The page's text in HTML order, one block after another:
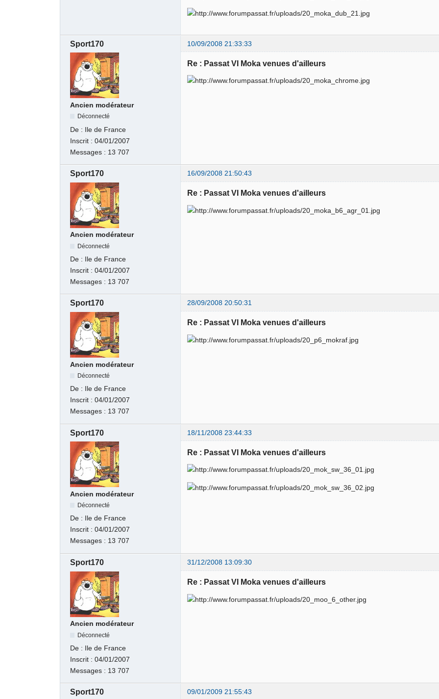
Sport170 10/09/2008 21:33:33
Ancien modérateur
Déconnecté
De : Ile de France
Inscrit :04/01/2007
Messages : 13 707
Re : Passat VI Moka venues d'ailleurs
Sport170 16/09/2008 21:50:43
Ancien modérateur
Déconnecté
De :
Ile de France
Inscrit :04/01/2007
Messages : 13 707
Re : Passat VI Moka venues d'ailleurs
Sport170 28/09/2008 20:50:31
Ancien modérateur
Déconnecté
De :
Ile de France
Inscrit :04/01/2007
Messages : 13 707
Re : Passat VI Moka venues d'ailleurs
Sport170 18/11/2008 23:44:33
Ancien modérateur
Déconnecté
De :
Ile de France
Inscrit :04/01/2007
Messages : 13 707
Re : Passat VI Moka venues d'ailleurs
Sport170 31/12/2008 13:09:30
Ancien modérateur
Déconnecté
De :
Ile de France
Inscrit :04/01/2007
Messages : 13 707
Re : Passat VI Moka venues d'ailleurs
Sport170 09/01/2009 21:55:43